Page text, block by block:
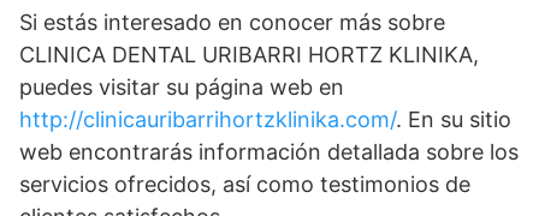
Si estás interesado en conocer más sobre
CLINICA DENTAL URIBARRI HORTZ KLINIKA,
puedes visitar su página web en
http://clinicauribarrihortzklinika.com/. En su sitio
web encontrarás información detallada sobre los
servicios ofrecidos, así como testimonios de